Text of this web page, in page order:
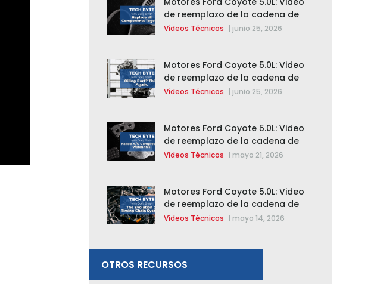
de reemplazo de la cadena de
distribución de la F-150 2015 –
Vídeos Técnicos | junio 25, 2026
Motores Ford Coyote 5.0L: Video
de reemplazo de la cadena de
distribución de la F-150 2015 –
Vídeos Técnicos | junio 25, 2026
Motores Ford Coyote 5.0L: Video
de reemplazo de la cadena de
distribución de la F-150 2015 –
Vídeos Técnicos | mayo 21, 2026
Motores Ford Coyote 5.0L: Video
de reemplazo de la cadena de
distribución de la F-150 2015 –
Vídeos Técnicos | mayo 14, 2026
OTROS RECURSOS